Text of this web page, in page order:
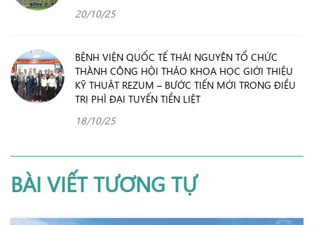
20/10/25
BỆNH VIỆN QUỐC TẾ THÁI NGUYÊN TỔ CHỨC
THÀNH CÔNG HỘI THẢO KHOA HỌC GIỚI THIỆU
KỸ THUẬT REZUM – BƯỚC TIẾN MỚI TRONG ĐIỀU
TRỊ PHÌ ĐẠI TUYẾN TIỀN LIỆT
18/10/25
BÀI VIẾT TƯƠNG TỰ